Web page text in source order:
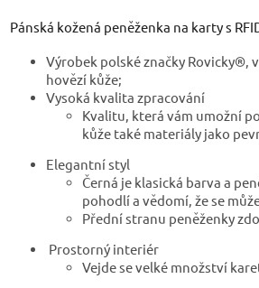
Pánská kožená peněženka na karty s
Výrobek polské značky Rovicky®,
hovězí kůže;
Vysoká kvalita zpracování
Kvalitu, která vám umožní
kůže také materiály jako
Elegantní styl
Černá je klasická barva a
pohodlí a vědomí, že se
Přední stranu peněženky
Prostorný interiér
Vejde se velké množství